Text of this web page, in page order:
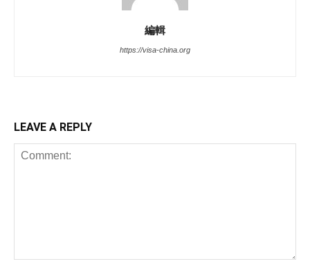
編輯
https://visa-china.org
LEAVE A REPLY